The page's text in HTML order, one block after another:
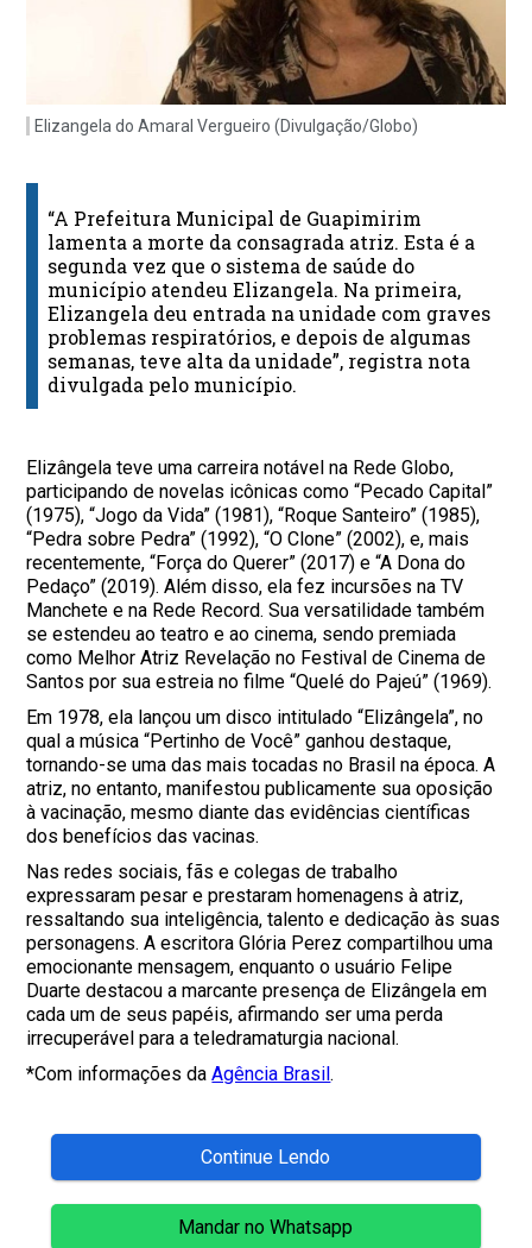
Elizangela do Amaral Vergueiro (Divulgação/Globo)
“A Prefeitura Municipal de Guapimirim
lamenta a morte da consagrada atriz. Esta é a
segunda vez que o sistema de saúde do
município atendeu Elizangela. Na primeira,
Elizangela deu entrada na unidade com graves
problemas respiratórios, e depois de algumas
semanas, teve alta da unidade”, registra nota
divulgada pelo município.
Elizângela teve uma carreira notável na Rede Globo,
participando de novelas icônicas como “Pecado Capital”
(1975), “Jogo da Vida” (1981), “Roque Santeiro” (1985),
“Pedra sobre Pedra” (1992), “O Clone” (2002), e, mais
recentemente, “Força do Querer” (2017) e “A Dona do
Pedaço” (2019). Além disso, ela fez incursões na TV
Manchete e na Rede Record. Sua versatilidade também
se estendeu ao teatro e ao cinema, sendo premiada
como Melhor Atriz Revelação no Festival de Cinema de
Santos por sua estreia no filme “Quelé do Pajeú” (1969).
Em 1978, ela lançou um disco intitulado “Elizângela”, no
qual a música “Pertinho de Você” ganhou destaque,
tornando-se uma das mais tocadas no Brasil na época. A
atriz, no entanto, manifestou publicamente sua oposição
à vacinação, mesmo diante das evidências científicas
dos benefícios das vacinas.
Nas redes sociais, fãs e colegas de trabalho
expressaram pesar e prestaram homenagens à atriz,
ressaltando sua inteligência, talento e dedicação às suas
personagens. A escritora Glória Perez compartilhou uma
emocionante mensagem, enquanto o usuário Felipe
Duarte destacou a marcante presença de Elizângela em
cada um de seus papéis, afirmando ser uma perda
irrecuperável para a teledramaturgia nacional.
*Com informações daAgência Brasil.
Continue Lendo
Mandar no Whatsapp